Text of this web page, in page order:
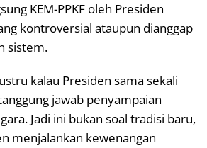
KEM-PPKF oleh Presiden
kontroversial ataupun dianggap
sistem.
kalau Presiden sama sekali
jawab penyampaian
Jadi ini bukan soal tradisi baru,
menjalankan kewenangan